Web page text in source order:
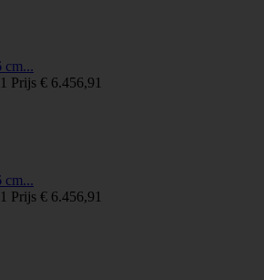
cm...
Prijs € 6.456,91
cm...
Prijs € 6.456,91